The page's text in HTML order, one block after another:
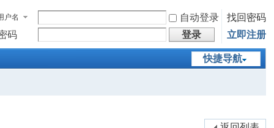
户名 自动登录
找回密码
码
登录 立即注册
快捷导航